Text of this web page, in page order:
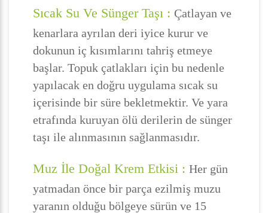
Sıcak Su Ve Sünger Taşı : Çatlayan ve
kenarlara ayrılan deri iyice kurur ve
dokunun iç kısımlarını tahriş etmeye
başlar. Topuk çatlakları için bu nedenle
yapılacak en doğru uygulama sıcak su
içerisinde bir süre bekletmektir. Ve yara
etrafında kuruyan ölü derilerin de sünger
taşı ile alınmasının sağlanmasıdır.
Muz İle Doğal Krem Etkisi : Her gün
yatmadan önce bir parça ezilmiş muzu
yaranın olduğu bölgeye sürün ve 15